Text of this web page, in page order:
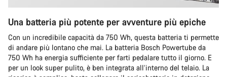
Una batteria più potente per avventure più epiche
Con un incredibile capacità da 750 Wh, questa batteria ti permette
di andare più lontano che mai. La batteria Bosch Powertube da
750 Wh ha energia sufficiente per farti pedalare tutto il giorno. E
per un look super pulito, è ben integrata all’interno del telaio. La